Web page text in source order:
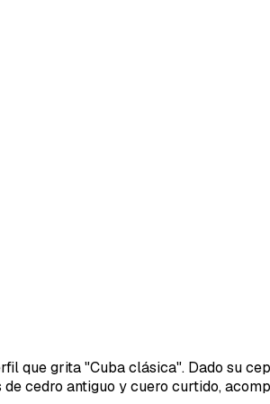
que grita "Cuba clásica". Dado su
cedro antiguo y cuero curtido,